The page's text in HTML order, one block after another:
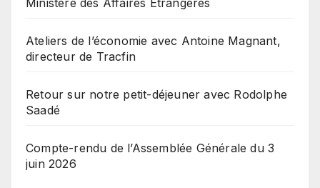
Ateliers de l’économie avec Antoine Magnant,
directeur de Tracfin
Retour sur notre petit-déjeuner avec Rodolphe
Saadé
Compte-rendu de l’Assemblée Générale du 3
juin 2026